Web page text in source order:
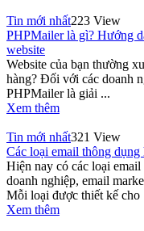
Tin mới nhất223 View
PHPMailer là gì? Hướng
website
Website của bạn thường
hàng? Đối với các doanh
PHPMailer là giải ...
Xem thêm
Tin mới nhất321 View
Các loại email thông
Hiện nay có các loại
doanh nghiệp, email
Mỗi loại được thiết kế cho
Xem thêm